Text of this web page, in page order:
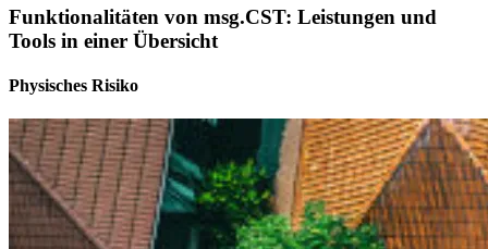
Funktionalitäten von msg.CST: Leistungen und
Tools in einer Übersicht
Physisches Risiko